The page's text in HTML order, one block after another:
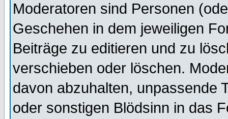
Moderatoren sind Personen
Geschehen in dem jeweiligen
Beiträge zu editieren und zu
verschieben oder löschen.
davon abzuhalten, unpassende
oder sonstigen Blödsinn in das